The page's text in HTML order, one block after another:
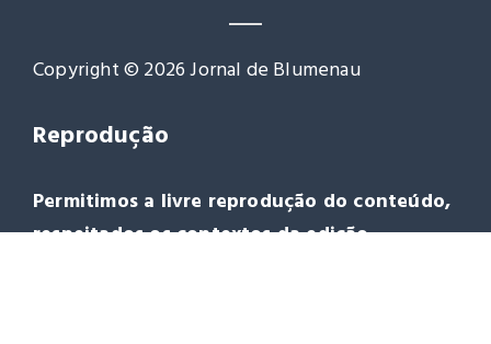
Copyright © 2026 Jornal de Blumenau
Reprodução
Permitimos a livre reprodução do conteúdo,
respeitados os contextos da edição.